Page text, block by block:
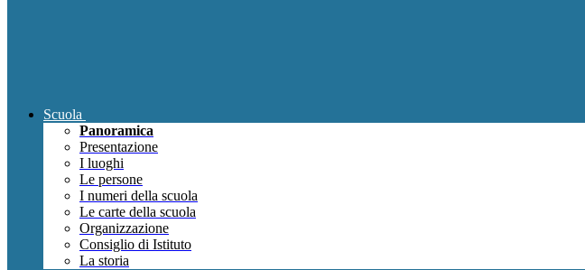
Scuola
Panoramica
Presentazione
I luoghi
Le persone
I numeri della scuola
Le carte della scuola
Organizzazione
Consiglio di Istituto
La storia